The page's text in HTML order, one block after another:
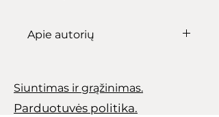
Apie autorių
universalus. Šis turkio spalvos
puodelis puikiai tinka kavai,
Siuntimas ir grąžinimas.
Parduotuvės politika.